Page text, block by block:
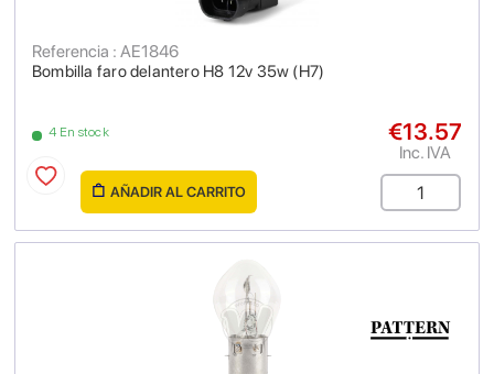
Bombilla faro delantero H8 12v 35w (H7)
Referencia : AE1846
4 En stock €13.57
Inc. IVA
AÑADIR AL CARRITO